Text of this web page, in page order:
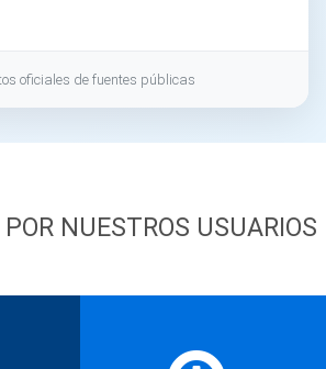
oficiales de fuentes públicas
NUESTROS USUARIOS